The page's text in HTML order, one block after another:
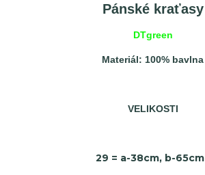
Pánské kraťasy
DTgreen
Materiál: 100% bavlna
VELIKOSTI
29 = a-38cm, b-65cm